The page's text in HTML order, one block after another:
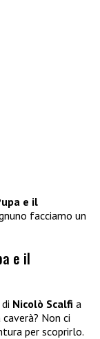
e il
facciamo un
e il
Nicolò Scalfi a
caverà? Non ci
per scoprirlo.